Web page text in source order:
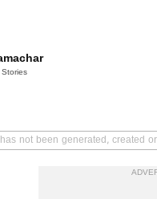
Stories
not been generated, created